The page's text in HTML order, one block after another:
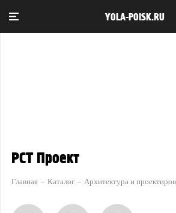
YOLA-POISK.RU
РСТ Проект
Главная Каталог Архитектура и